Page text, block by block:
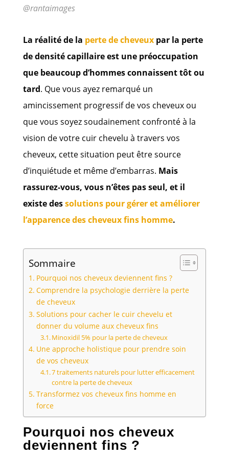
@rantaimages
La réalité de la perte de cheveuxpar la perte
de densité capillaire est une préoccupation
que beaucoup d’hommes connaissent tôt ou
tard. Que vous ayez remarqué un
amincissement progressif de vos cheveux ou
que vous soyez soudainement confronté à la
vision de votre cuir chevelu à travers vos
cheveux, cette situation peut être source
d’inquiétude et même d’embarras. Mais
rassurez-vous, vous n’êtes pas seul, et il
existe dessolutions pour gérer et améliorer
l’apparence des cheveux fins homme.
Sommaire
Pourquoi nos cheveux deviennent fins ?
Comprendre la psychologie derrière la perte
de cheveux
Solutions pour cacher le cuir chevelu et
donner du volume aux cheveux fins
Minoxidil 5% pour la perte de cheveux
Une approche holistique pour prendre soin
de vos cheveux
7 traitements naturels pour lutter efficacement
contre la perte de cheveux
Transformez vos cheveux fins homme en
force
Pourquoi nos cheveux
deviennent fins ?